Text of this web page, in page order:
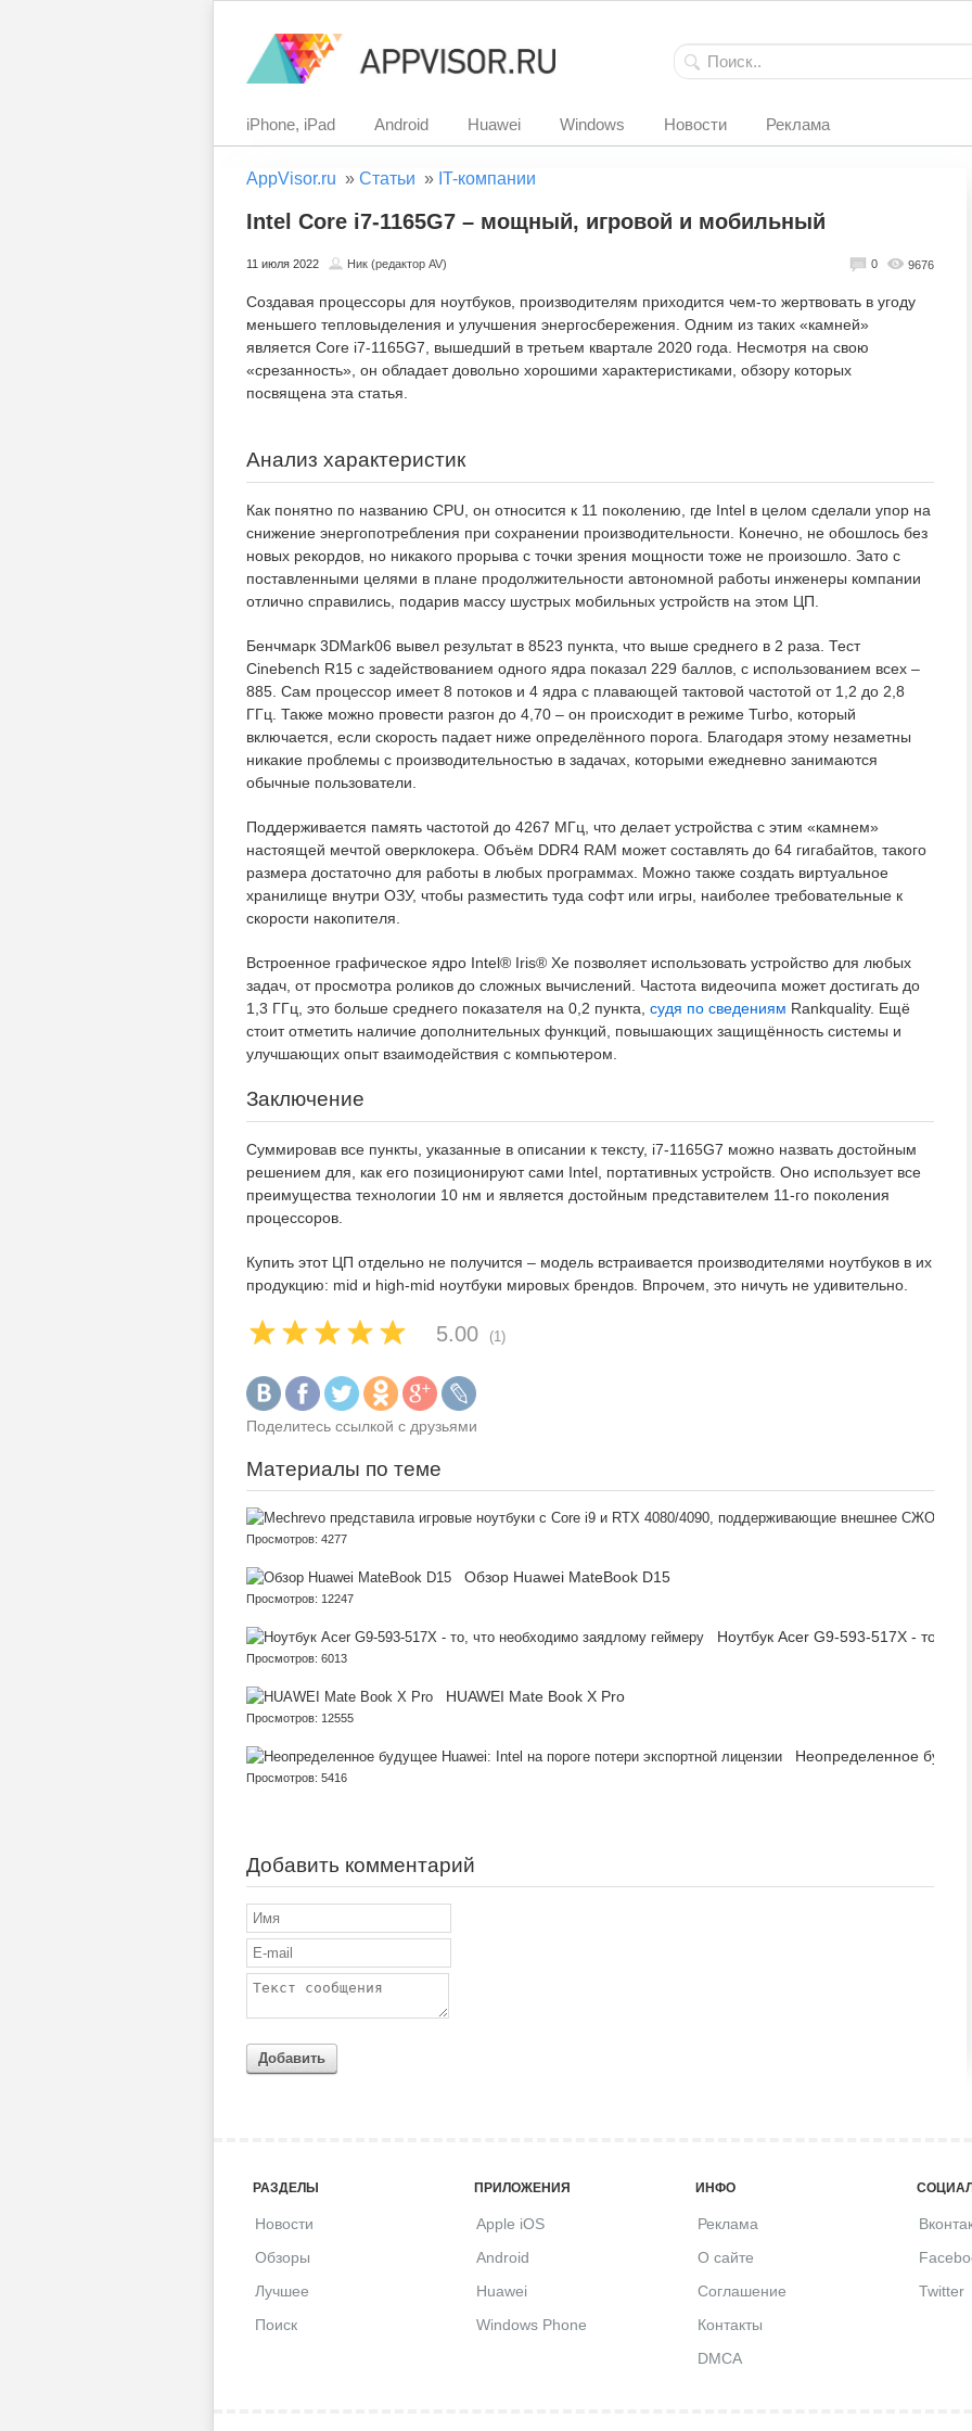
iPhone, iPad Android Huawei Windows Новости Реклама
AppVisor.ru » Статьи » IT-компании
Intel Core i7-1165G7 – мощный, игровой и мобильный
11 июля 2022 Ник (редактор AV) 9676
0
Создавая процессоры для ноутбуков, производителям приходится чем-то жертвовать в угоду
меньшего тепловыделения и улучшения энергосбережения. Одним из таких «камней»
является Core i7-1165G7, вышедший в третьем квартале 2020 года. Несмотря на свою
«срезанность», он обладает довольно хорошими характеристиками, обзору которых
посвящена эта статья.
Анализ характеристик
Как понятно по названию CPU, он относится к 11 поколению, где Intel в целом сделали упор на
снижение энергопотребления при сохранении производительности. Конечно, не обошлось без
новых рекордов, но никакого прорыва с точки зрения мощности тоже не произошло. Зато с
поставленными целями в плане продолжительности автономной работы инженеры компании
отлично справились, подарив массу шустрых мобильных устройств на этом ЦП.
Бенчмарк 3DMark06 вывел результат в 8523 пункта, что выше среднего в 2 раза. Тест
Cinebench R15 с задействованием одного ядра показал 229 баллов, с использованием всех –
885. Сам процессор имеет 8 потоков и 4 ядра с плавающей тактовой частотой от 1,2 до 2,8
ГГц. Также можно провести разгон до 4,70 – он происходит в режиме Turbo, который
включается, если скорость падает ниже определённого порога. Благодаря этому незаметны
никакие проблемы с производительностью в задачах, которыми ежедневно занимаются
обычные пользователи.
Поддерживается память частотой до 4267 МГц, что делает устройства с этим «камнем»
настоящей мечтой оверклокера. Объём DDR4 RAM может составлять до 64 гигабайтов, такого
размера достаточно для работы в любых программах. Можно также создать виртуальное
хранилище внутри ОЗУ, чтобы разместить туда софт или игры, наиболее требовательные к
скорости накопителя.
Встроенное графическое ядро Intel® Iris® Xe позволяет использовать устройство для любых
задач, от просмотра роликов до сложных вычислений. Частота видеочипа может достигать до
1,3 ГГц, это больше среднего показателя на 0,2 пункта, судя по сведениям Rankquality. Ещё
стоит отметить наличие дополнительных функций, повышающих защищённость системы и
улучшающих опыт взаимодействия с компьютером.
Заключение
Суммировав все пункты, указанные в описании к тексту, i7-1165G7 можно назвать достойным
решением для, как его позиционируют сами Intel, портативных устройств. Оно использует все
преимущества технологии 10 нм и является достойным представителем 11-го поколения
процессоров.
Купить этот ЦП отдельно не получится – модель встраивается производителями ноутбуков в их
продукцию: mid и high-mid ноутбуки мировых брендов. Впрочем, это ничуть не удивительно.
5.00 (1)
Поделитесь ссылкой с друзьями
Материалы по теме
Просмотров: 4277
Обзор Huawei MateBook D15
Просмотров: 12247
Ноутбук Acer G9-593-517X - то,
Просмотров: 6013
HUAWEI Mate Book X Pro
Просмотров: 12555
Неопределенное
Просмотров: 5416
Добавить комментарий
Добавить
РАЗДЕЛЫ
Новости
Обзоры
Лучшее
Поиск
ПРИЛОЖЕНИЯ
Apple iOS
Android
Huawei
Windows Phone
ИНФО
Реклама
О сайте
Соглашение
Контакты
DMCA
Twitter